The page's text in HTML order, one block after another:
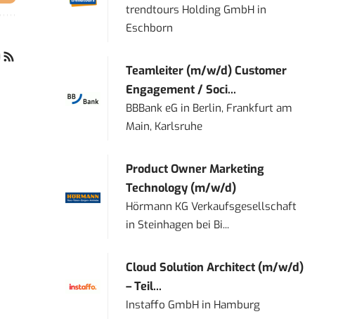
trendtours Holding GmbH in
Eschborn
Teamleiter (m/w/d) Customer
Engagement / Soci...
BBBank eG in Berlin, Frankfurt am
Main, Karlsruhe
Product Owner Marketing
Technology (m/w/d)
Hörmann KG Verkaufsgesellschaft
in Steinhagen bei Bi...
Cloud Solution Architect (m/w/d)
– Teil...
Instaffo GmbH in Hamburg